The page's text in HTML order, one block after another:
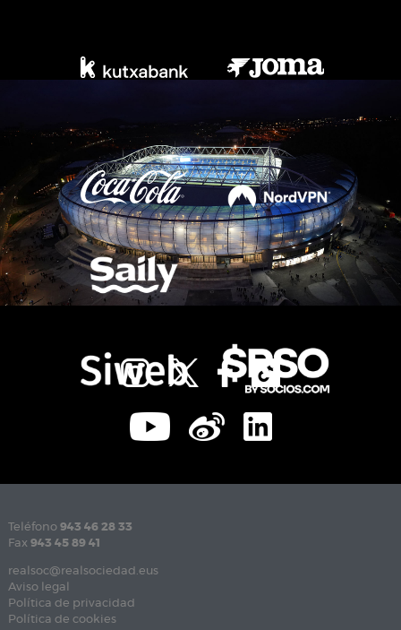
Teléfono 943 46 28 33
Fax 943 45 89 41
realsoc@realsociedad.eus
Aviso legal
Política de privacidad
Política de cookies